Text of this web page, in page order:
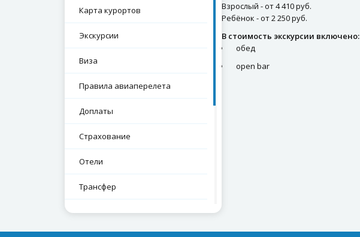
Карта курортов
Экскурсии
Виза
Правила авиаперелета
Доплаты
Страхование
Отели
Трансфер
Проверка срока паспорта
Взрослый - от 4 410 руб.
Ребёнок - от 2 250 руб.
В стоимость экскурсии включено:
обед
open bar